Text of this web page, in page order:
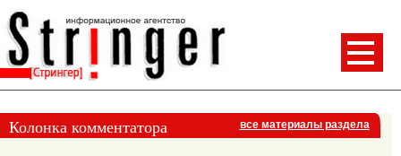
Колонка комментатора все материалы раздела